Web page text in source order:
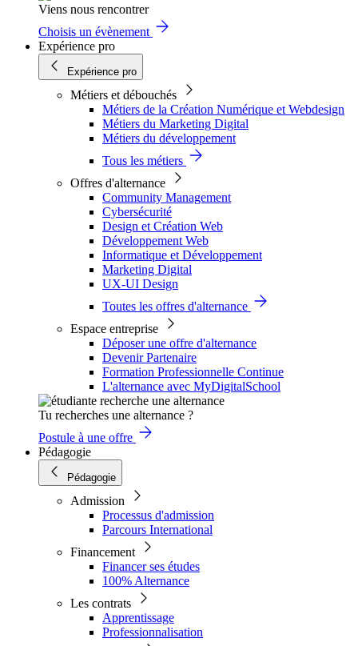
Viens nous rencontrer
Choisis un évènement
Expérience pro
Expérience pro
Métiers et débouchés
Métiers de la Création Numérique et Webdesign
Métiers du Marketing Digital
Métiers du développement
Tous les métiers
Offres d'alternance
Community Management
Cybersécurité
Design et Création Web
Développement Web
Informatique et Développement
Marketing Digital
UX-UI Design
Toutes les offres d'alternance
Espace entreprise
Déposer une offre d'alternance
Devenir Partenaire
Formation Professionnelle Continue
L'alternance avec MyDigitalSchool
Tu recherches une alternance ?
Postule à une offre
Pédagogie
Pédagogie
Admission
Processus d'admission
Parcours International
Financement
Financer ses études
100% Alternance
Les contrats
Apprentissage
Professionnalisation